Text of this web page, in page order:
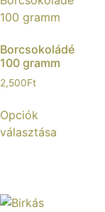
Borcsokoládé
100 gramm
2,500Ft
Opciók
választása